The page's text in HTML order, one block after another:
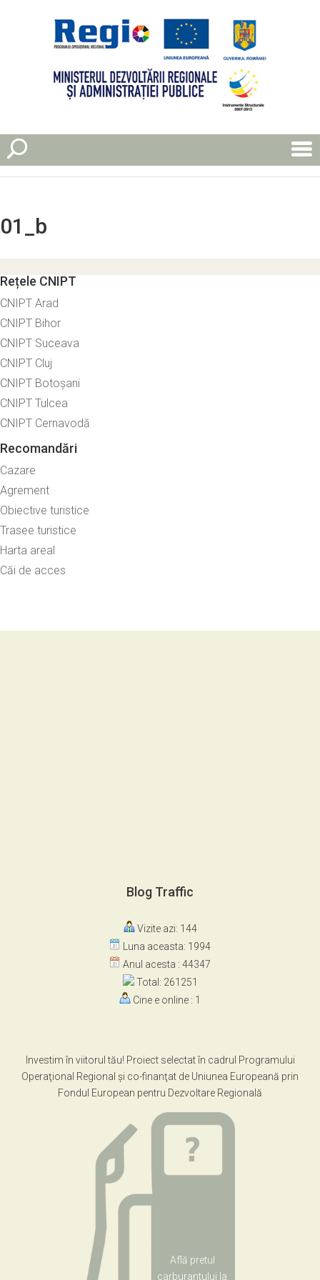
01_b
Rețele CNIPT
CNIPT Arad
CNIPT Bihor
CNIPT Suceava
CNIPT Cluj
CNIPT Botoșani
CNIPT Tulcea
CNIPT Cernavodă
Recomandări
Cazare
Agrement
Obiective turistice
Trasee turistice
Harta areal
Căi de acces
Blog Traffic
Vizite azi: 144
Luna aceasta: 1994
Anul acesta : 44347
Total: 261251
Cine e online : 1
Investim în viitorul tău! Proiect selectat în cadrul Programului
Operaţional Regional şi co-finanţat de Uniunea Europeană prin
Fondul European pentru Dezvoltare Regională
Află pretul
carburantului la